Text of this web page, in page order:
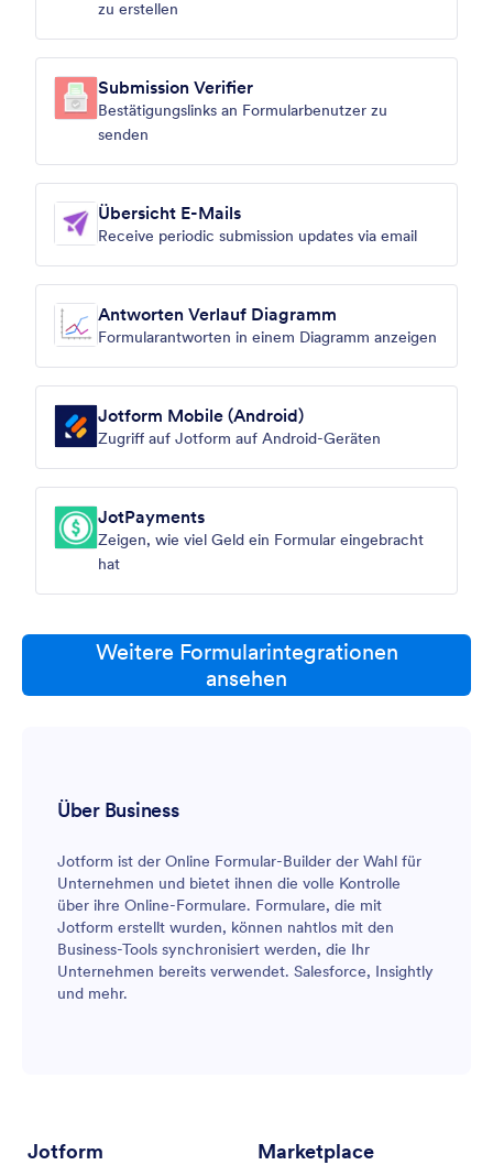
zu erstellen
Submission Verifier
Bestätigungslinks an Formularbenutzer zu
senden
Übersicht E-Mails
Receive periodic submission updates via email
Antworten Verlauf Diagramm
Formularantworten in einem Diagramm anzeigen
Jotform Mobile (Android)
Zugriff auf Jotform auf Android-Geräten
JotPayments
Zeigen, wie viel Geld ein Formular eingebracht
hat
Weitere Formularintegrationen
ansehen
Über Business
Jotform ist der Online Formular-Builder der Wahl für
Unternehmen und bietet ihnen die volle Kontrolle
über ihre Online-Formulare. Formulare, die mit
Jotform erstellt wurden, können nahtlos mit den
Business-Tools synchronisiert werden, die Ihr
Unternehmen bereits verwendet. Salesforce, Insightly
und mehr.
Jotform Marketplace